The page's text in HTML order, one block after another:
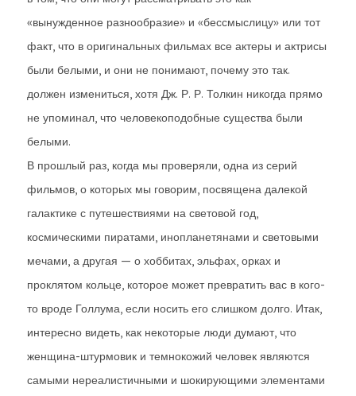
«вынужденное разнообразие» и «бессмыслицу» или тот
факт, что в оригинальных фильмах все актеры и актрисы
были белыми, и они не понимают, почему это так.
должен измениться, хотя Дж. Р. Р. Толкин никогда прямо
не упоминал, что человекоподобные существа были
белыми.
В прошлый раз, когда мы проверяли, одна из серий
фильмов, о которых мы говорим, посвящена далекой
галактике с путешествиями на световой год,
космическими пиратами, инопланетянами и световыми
мечами, а другая — о хоббитах, эльфах, орках и
проклятом кольце, которое может превратить вас в кого-
то вроде Голлума, если носить его слишком долго. Итак,
интересно видеть, как некоторые люди думают, что
женщина-штурмовик и темнокожий человек являются
самыми нереалистичными и шокирующими элементами